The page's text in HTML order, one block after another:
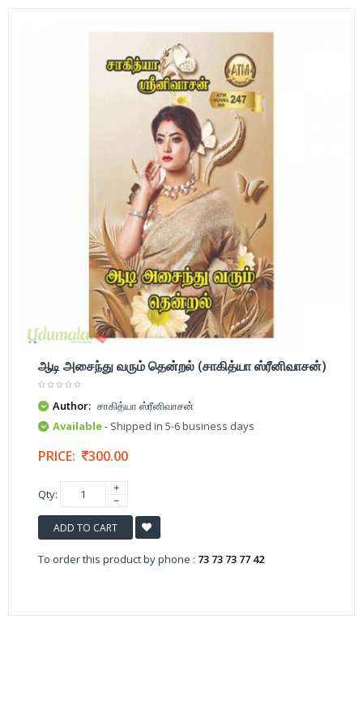
ஆடி அசைந்து வரும் தென்றல் (சாகித்யா ஸ்ரீனிவாசன்)
Author: சாகித்யா ஸ்ரீனிவாசன்
Available- Shipped in 5-6 business days
PRICE: 300.00
Qty:
ADD TO CART
To order this product by phone : 73 73 73 77 42